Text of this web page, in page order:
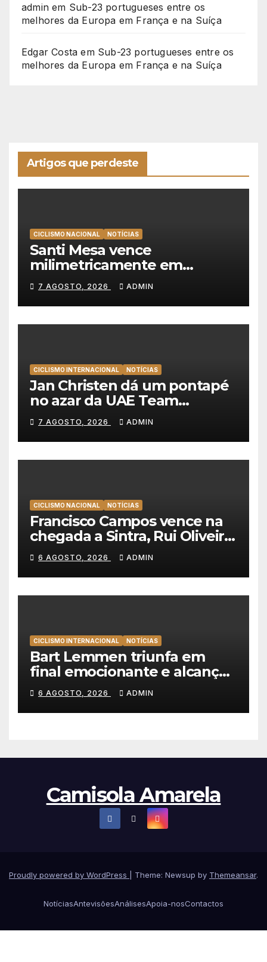
admin em Sub-23 portugueses entre os
melhores da Europa em França e na Suíça
Edgar Costa em Sub-23 portugueses entre os
melhores da Europa em França e na Suíça
Artigos que perdeste
CICLISMO NACIONAL NOTÍCIAS
Santi Mesa vence
milimetricamente em
Albufeira, Rui Oliveira
mantém a amarela da Volta a
Portugal
7 AGOSTO, 2026 ADMIN
CICLISMO INTERNACIONAL NOTÍCIAS
Jan Christen dá um pontapé
no azar da UAE Team
Emirates e vence na Volta a
Polónia
7 AGOSTO, 2026 ADMIN
CICLISMO NACIONAL NOTÍCIAS
Francisco Campos vence na
chegada a Sintra, Rui Oliveira
veste de amarelo na Volta a
Portugal
6 AGOSTO, 2026 ADMIN
CICLISMO INTERNACIONAL NOTÍCIAS
Bart Lemmen triunfa em
final emocionante e alcança
a primeira vitória da carreira
na Volta à Polónia
6 AGOSTO, 2026 ADMIN
Camisola Amarela
Proudly powered by WordPress Theme: Newsup by Themeansar.
NotíciasAntevisõesAnálisesApoia-nosContactos